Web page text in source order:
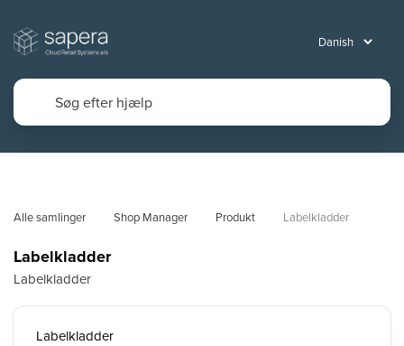
Alle samlinger Shop Manager Produkt Labelkladder
Labelkladder
Labelkladder
Labelkladder